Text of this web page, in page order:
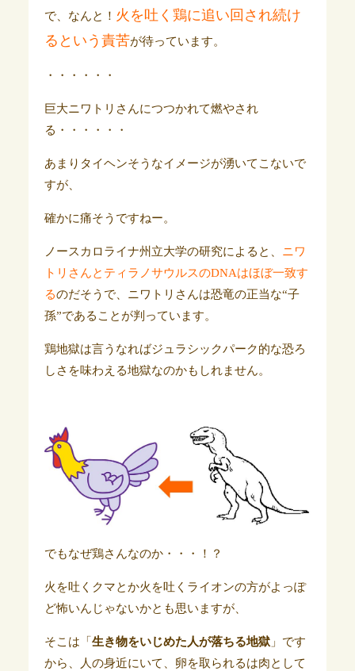
で、なんと！ 火を吐く鶏に追い回され続け
るという責苦が待っています。
・・・・・・
巨大ニワトリさんにつつかれて燃やされ
る・・・・・・
あまりタイヘンそうなイメージが湧いてこないで
すが、
確かに痛そうですねー。
ノースカロライナ州立大学の研究によると、 ニワ
トリさんとティラノサウルスのDNAはほぼ一致す
るのだそうで、ニワトリさんは恐竜の正当な“子
孫”であることが判っています。
鶏地獄は言うなればジュラシックパーク的な恐ろ
しさを味わえる地獄なのかもしれません。
でもなぜ鶏さんなのか・・・！？
火を吐くクマとか火を吐くライオンの方がよっぽ
ど怖いんじゃないかとも思いますが、
そこは「 生き物をいじめた人が落ちる地獄」です
から、人の身近にいて、卵を取られるは肉として